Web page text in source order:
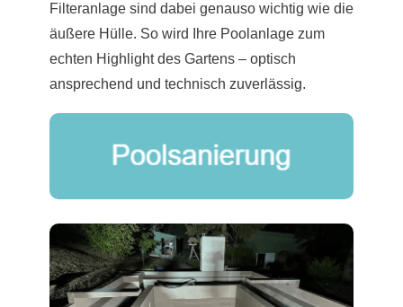
Filteranlage sind dabei genauso wichtig wie die
äußere Hülle. So wird Ihre Poolanlage zum
echten Highlight des Gartens – optisch
ansprechend und technisch zuverlässig.